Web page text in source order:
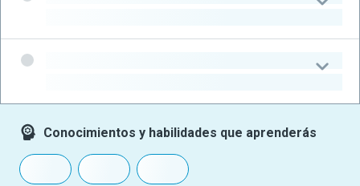
Conocimientos y habilidades que aprenderás